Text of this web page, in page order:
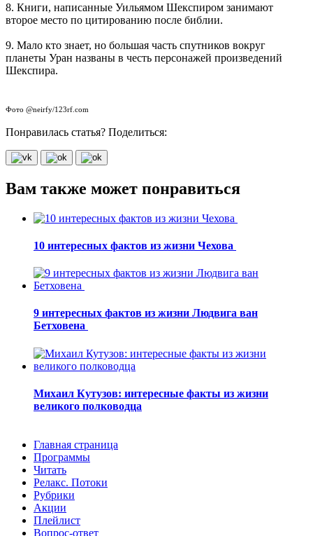
8. Книги, написанные Уильямом Шекспиром занимают
второе место по цитированию после библии.
9. Мало кто знает, но большая часть спутников вокруг
планеты Уран названы в честь персонажей произведений
Шекспира.
Фото @neirfy/123rf.com
Понравилась статья? Поделиться:
Вам также может понравиться
10 интересных фактов из жизни Чехова
9 интересных фактов из жизни Людвига ван
Бетховена
Михаил Кутузов: интересные факты из жизни
великого полководца
Главная страница
Программы
Читать
Релакс. Потоки
Рубрики
Акции
Плейлист
Вопрос-ответ